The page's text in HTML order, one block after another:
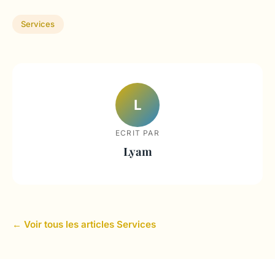
Services
L
ECRIT PAR
Lyam
← Voir tous les articles Services